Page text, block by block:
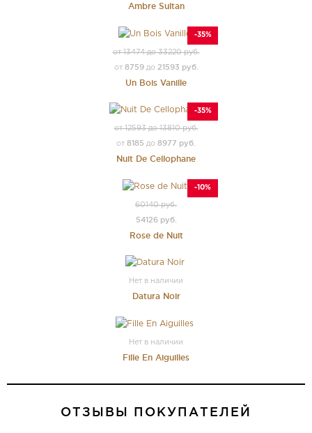
Ambre Sultan
-35%
от 13474 до 33220 руб.
от 8759до 21593 руб.
Un Bois Vanille
-35%
от 12593 до 13810 руб.
от 8185 до 8977 руб.
Nuit De Cellophane
-10%
60140 руб.
54126 руб.
Rose de Nuit
Нет в наличии
Datura Noir
Нет в наличии
Fille En Aiguilles
ОТЗЫВЫ ПОКУПАТЕЛЕЙ